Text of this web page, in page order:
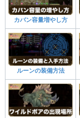
カバン容量増やし方
ルーンの装備方法